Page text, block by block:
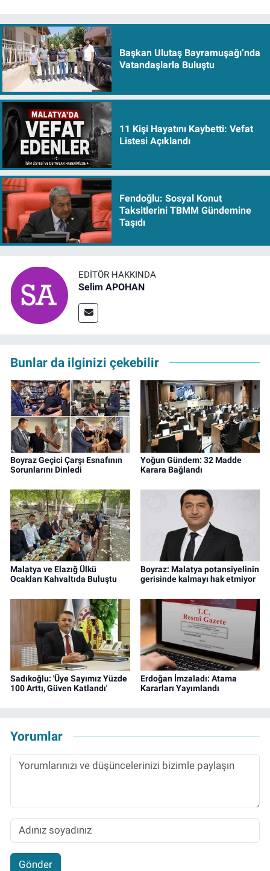
Başkan Ulutaş Bayramuşağı’nda
Vatandaşlarla Buluştu
11 Kişi Hayatını Kaybetti: Vefat
Listesi Açıklandı
Fendoğlu: Sosyal Konut
Taksitlerini TBMM Gündemine
Taşıdı
EDITÖR HAKKINDA
Selim APOHAN
Bunlar da ilginizi çekebilir
Boyraz Geçici Çarşı Esnafının
Sorunlarını Dinledi
Yoğun Gündem: 32 Madde
Karara Bağlandı
Malatya ve Elazığ Ülkü
Ocakları Kahvaltıda Buluştu
Boyraz: Malatya potansiyelinin
gerisinde kalmayı hak etmiyor
Sadıkoğlu: 'Üye Sayımız Yüzde
100 Arttı, Güven Katlandı'
Erdoğan İmzaladı: Atama
Kararları Yayımlandı
Yorumlar
Gönder